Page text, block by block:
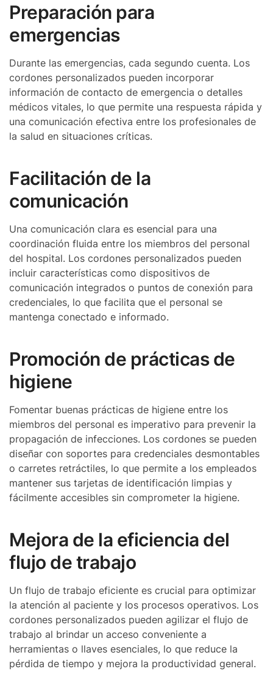
Preparación para
emergencias
Durante las emergencias, cada segundo cuenta. Los
cordones personalizados pueden incorporar
información de contacto de emergencia o detalles
médicos vitales, lo que permite una respuesta rápida y
una comunicación efectiva entre los profesionales de
la salud en situaciones críticas.
Facilitación de la
comunicación
Una comunicación clara es esencial para una
coordinación fluida entre los miembros del personal
del hospital. Los cordones personalizados pueden
incluir características como dispositivos de
comunicación integrados o puntos de conexión para
credenciales, lo que facilita que el personal se
mantenga conectado e informado.
Promoción de prácticas de
higiene
Fomentar buenas prácticas de higiene entre los
miembros del personal es imperativo para prevenir la
propagación de infecciones. Los cordones se pueden
diseñar con soportes para credenciales desmontables
o carretes retráctiles, lo que permite a los empleados
mantener sus tarjetas de identificación limpias y
fácilmente accesibles sin comprometer la higiene.
Mejora de la eficiencia del
flujo de trabajo
Un flujo de trabajo eficiente es crucial para optimizar
la atención al paciente y los procesos operativos. Los
cordones personalizados pueden agilizar el flujo de
trabajo al brindar un acceso conveniente a
herramientas o llaves esenciales, lo que reduce la
pérdida de tiempo y mejora la productividad general.